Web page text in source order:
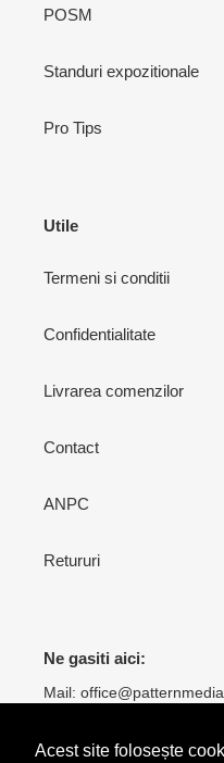
Acest site folosește
POSM
Standuri expozitionale
Pro Tips
Utile
Termeni si conditii
Confidentialitate
Livrarea comenzilor
Contact
ANPC
Retururi
Ne gasiti aici:
Mail: